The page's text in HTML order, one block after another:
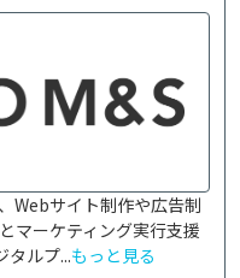
Webサイト制作や広告制
マーケティング実行支援
タルプ...もっと見る